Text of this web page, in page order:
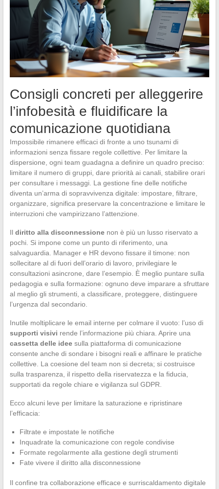
Consigli concreti per alleggerire
l’infobesità e fluidificare la
comunicazione quotidiana
Impossibile rimanere efficaci di fronte a uno tsunami di
informazioni senza fissare regole collettive. Per limitare la
dispersione, ogni team guadagna a definire un quadro preciso:
limitare il numero di gruppi, dare priorità ai canali, stabilire orari
per consultare i messaggi. La gestione fine delle notifiche
diventa un’arma di sopravvivenza digitale: impostare, filtrare,
organizzare, significa preservare la concentrazione e limitare le
interruzioni che vampirizzano l’attenzione.
Il diritto alla disconnessionenon è più un lusso riservato a
pochi. Si impone come un punto di riferimento, una
salvaguardia. Manager e HR devono fissare il timone: non
sollecitare al di fuori dell’orario di lavoro, privilegiare le
consultazioni asincrone, dare l’esempio. È meglio puntare sulla
pedagogia e sulla formazione: ognuno deve imparare a sfruttare
al meglio gli strumenti, a classificare, proteggere, distinguere
l’urgenza dal secondario.
Inutile moltiplicare le email interne per colmare il vuoto: l’uso di
supporti visivi rende l’informazione più chiara. Aprire una
cassetta delle ideesulla piattaforma di comunicazione
consente anche di sondare i bisogni reali e affinare le pratiche
collettive. La coesione del team non si decreta; si costruisce
sulla trasparenza, il rispetto della riservatezza e la fiducia,
supportati da regole chiare e vigilanza sul GDPR.
Ecco alcuni leve per limitare la saturazione e ripristinare
l’efficacia:
Filtrate e impostate le notifiche
Inquadrate la comunicazione con regole condivise
Formate regolarmente alla gestione degli strumenti
Fate vivere il diritto alla disconnessione
Il confine tra collaborazione efficace e surriscaldamento digitale